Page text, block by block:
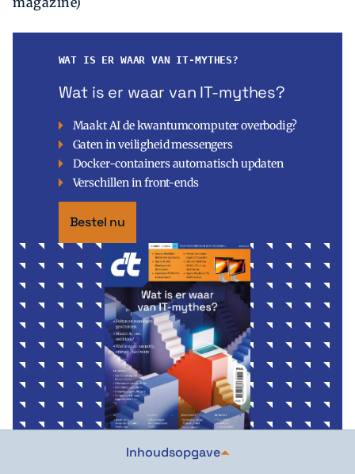
WAT IS ER WAAR VAN IT-MYTHES?
Wat is er waar van IT-mythes?
Maakt AI de kwantumcomputer overbodig?
Gaten in veiligheid messengers
Docker-containers automatisch updaten
Verschillen in front-ends
Bestel nu
Inhoudsopgave